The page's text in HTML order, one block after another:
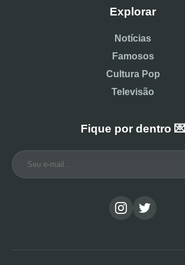
Explorar
Notícias
Famosos
Cultura Pop
Televisão
Fique por dentro 💌